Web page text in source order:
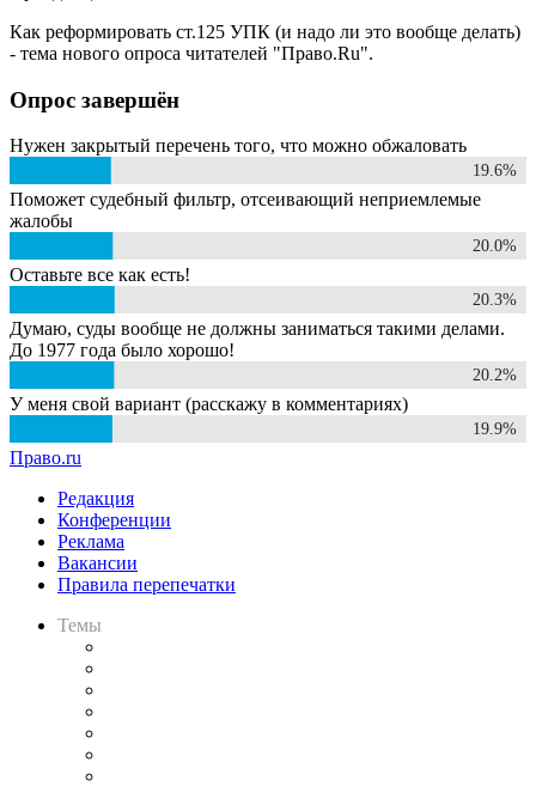
Как реформировать ст.125 УПК (и надо ли это вообще делать)
- тема нового опроса читателей "Право.Ru".
Опрос завершён
Нужен закрытый перечень того, что можно обжаловать
19.6%
19.6%
Поможет судебный фильтр, отсеивающий неприемлемые
жалобы
20.0%
20.0%
Оставьте все как есть!
20.3%
20.3%
Думаю, суды вообще не должны заниматься такими делами.
До 1977 года было хорошо!
20.2%
20.2%
У меня свой вариант (расскажу в комментариях)
19.9%
19.9%
Право.ru
Редакция
Конференции
Реклама
Вакансии
Правила перепечатки
Темы